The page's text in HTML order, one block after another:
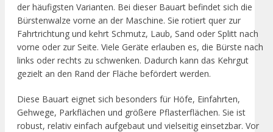
der häufigsten Varianten. Bei dieser Bauart befindet sich die
Bürstenwalze vorne an der Maschine. Sie rotiert quer zur
Fahrtrichtung und kehrt Schmutz, Laub, Sand oder Splitt nach
vorne oder zur Seite. Viele Geräte erlauben es, die Bürste nach
links oder rechts zu schwenken. Dadurch kann das Kehrgut
gezielt an den Rand der Fläche befördert werden.
Diese Bauart eignet sich besonders für Höfe, Einfahrten,
Gehwege, Parkflächen und größere Pflasterflächen. Sie ist
robust, relativ einfach aufgebaut und vielseitig einsetzbar. Vor